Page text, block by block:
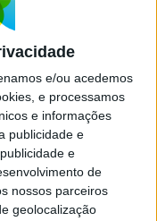
e/ou acedemos
e processamos
e informações
publicidade e
e
de
nossos parceiros
geolocalização
de
ser possível